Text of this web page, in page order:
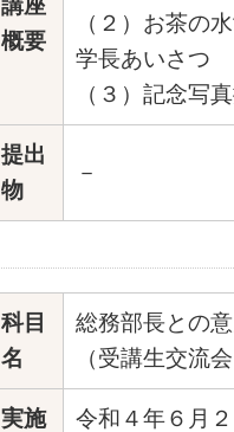
講座
概要
（２）お茶の
学長あいさつ
（３）記念写
提出
物
－
科目
名
総務部長との
（受講生交流
実施
令和４年６月